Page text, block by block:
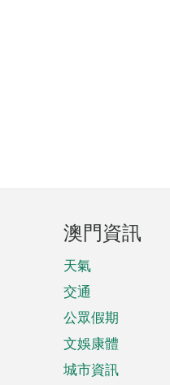
澳門資訊
天氣
交通
公眾假期
文娛康體
城市資訊